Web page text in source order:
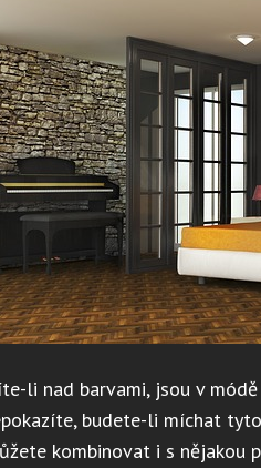
li nad barvami, jsou v
budete-li míchat
kombinovat i s nějakou